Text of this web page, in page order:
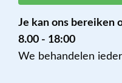
Je kan ons bereiken
8.00 - 18:00
We behandelen